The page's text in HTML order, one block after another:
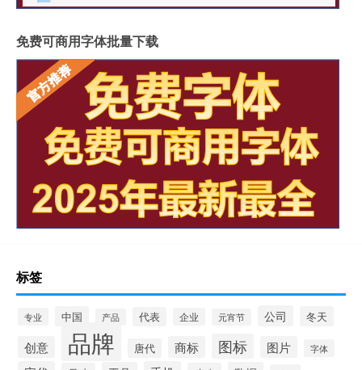
免费可商用字体批量下载
标签
专业 中国 产品 代表 企业 元宵节 公司 冬天
创意 品牌 唐代 商标 图标 图片 字体